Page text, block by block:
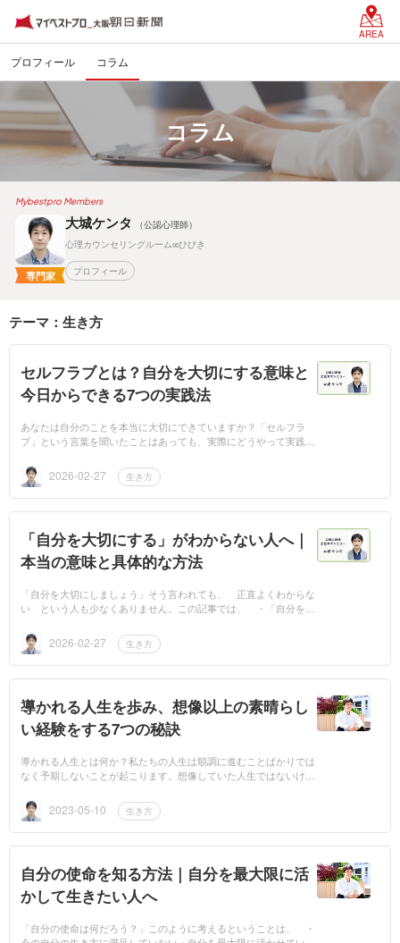
AREA
プロフィール コラム
コラム
Mybestpro Members
専門家
大城ケンタ
（公認心理師）
心理カウンセリングルーム∞ひびき
プロフィール
テーマ：生き方
セルフラブとは？自分を大切にする意味と
今日からできる7つの実践法
あなたは自分のことを本当に大切にできていますか？「セルフラ
ブ」という言葉を聞いたことはあっても、実際にどうやって実践す
ラブとは、ただ自...
2026-02-27 生き方
「自分を大切にする」がわからない人へ｜
本当の意味と具体的な方法
「自分を大切にしましょう」そう言われても、 正直よくわからな
い という人も少なくありません。この記事では、 ・「自分を大
具体的な方...2026-02-27 生き方
導かれる人生を歩み、想像以上の素晴らし
い経験をする7つの秘訣
導かれる人生とは何か？私たちの人生は順調に進むことばかりでは
なく予期しないことが起こります。想像していた人生ではないけれ
縁によ...2023-05-10 生き方
自分の使命を知る方法｜自分を最大限に活
かして生きたい人へ
「自分の使命は何だろう？」このように考えるということは、 ・